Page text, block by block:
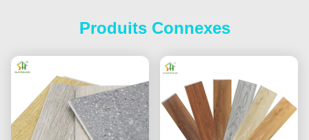
Produits Connexes